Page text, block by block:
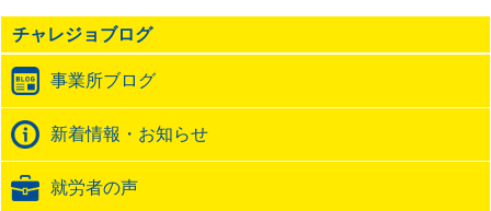
の
ト
ッ
ク
バ
ッ
ク
URL
チャレジョブログ
事業所ブログ
新着情報・お知らせ
就労者の声